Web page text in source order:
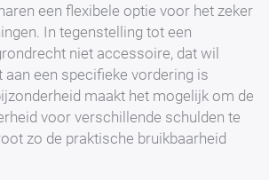
een flexibele optie voor het zeker
In tegenstelling tot een
niet accessoire, dat wil
aan een specifieke vordering is
maakt het mogelijk om de
voor verschillende schulden te
zo de praktische bruikbaarheid